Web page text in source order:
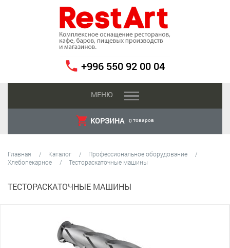
+996 550 92 00 04
МЕНЮ
КОРЗИНА 0 товаров
Главная Каталог
Профессиональное оборудование
Хлебопекарное
Тестораскаточные машины
ТЕСТОРАСКАТОЧНЫЕ МАШИНЫ